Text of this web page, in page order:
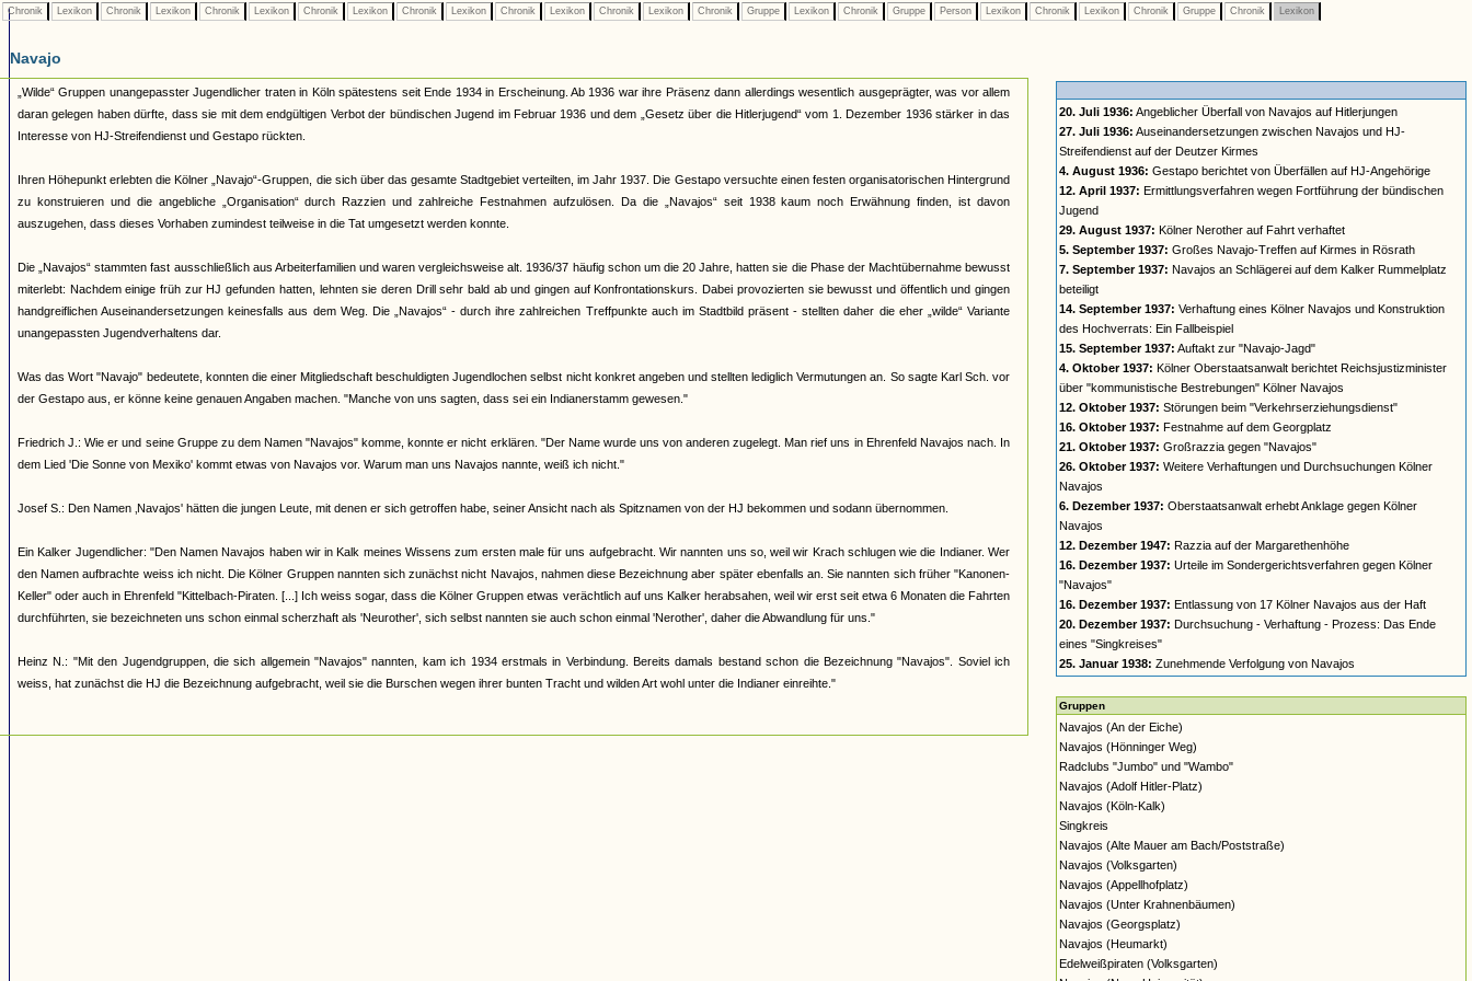
Chronik Lexikon Chronik Lexikon Chronik Lexikon Chronik Lexikon Chronik Lexikon Chronik Lexikon Chronik Lexikon Chronik Gruppe Lexikon Chronik Gruppe Person Lexikon Chronik Lexikon Chronik Gruppe Chronik Lexikon
Navajo
„Wilde“ Gruppen unangepasster Jugendlicher traten in Köln spätestens seit Ende 1934 in Erscheinung. Ab 1936 war ihre Präsenz dann allerdings wesentlich ausgeprägter, was vor allem
daran gelegen haben dürfte, dass sie mit dem endgültigen Verbot der bündischen Jugend im Februar 1936 und dem „Gesetz über die Hitlerjugend“ vom 1. Dezember 1936 stärker in das
Interesse von HJ-Streifendienst und Gestapo rückten.
Ihren Höhepunkt erlebten die Kölner „Navajo“-Gruppen, die sich über das gesamte Stadtgebiet verteilten, im Jahr 1937. Die Gestapo versuchte einen festen organisatorischen Hintergrund
zu konstruieren und die angebliche „Organisation“ durch Razzien und zahlreiche Festnahmen aufzulösen. Da die „Navajos“ seit 1938 kaum noch Erwähnung finden, ist davon
auszugehen, dass dieses Vorhaben zumindest teilweise in die Tat umgesetzt werden konnte.
Die „Navajos“ stammten fast ausschließlich aus Arbeiterfamilien und waren vergleichsweise alt. 1936/37 häufig schon um die 20 Jahre, hatten sie die Phase der Machtübernahme bewusst
miterlebt: Nachdem einige früh zur HJ gefunden hatten, lehnten sie deren Drill sehr bald ab und gingen auf Konfrontationskurs. Dabei provozierten sie bewusst und öffentlich und gingen
handgreiflichen Auseinandersetzungen keinesfalls aus dem Weg. Die „Navajos“ - durch ihre zahlreichen Treffpunkte auch im Stadtbild präsent - stellten daher die eher „wilde“ Variante
unangepassten Jugendverhaltens dar.
Was das Wort "Navajo" bedeutete, konnten die einer Mitgliedschaft beschuldigten Jugendlochen selbst nicht konkret angeben und stellten lediglich Vermutungen an. So sagte Karl Sch. vor
der Gestapo aus, er könne keine genauen Angaben machen. "Manche von uns sagten, dass sei ein Indianerstamm gewesen."
Friedrich J.: Wie er und seine Gruppe zu dem Namen "Navajos" komme, konnte er nicht erklären. "Der Name wurde uns von anderen zugelegt. Man rief uns in Ehrenfeld Navajos nach. In
dem Lied 'Die Sonne von Mexiko' kommt etwas von Navajos vor. Warum man uns Navajos nannte, weiß ich nicht."
Josef S.: Den Namen ‚Navajos' hätten die jungen Leute, mit denen er sich getroffen habe, seiner Ansicht nach als Spitznamen von der HJ bekommen und sodann übernommen.
Ein Kalker Jugendlicher: "Den Namen Navajos haben wir in Kalk meines Wissens zum ersten male für uns aufgebracht. Wir nannten uns so, weil wir Krach schlugen wie die Indianer. Wer
den Namen aufbrachte weiss ich nicht. Die Kölner Gruppen nannten sich zunächst nicht Navajos, nahmen diese Bezeichnung aber später ebenfalls an. Sie nannten sich früher "Kanonen-
Keller" oder auch in Ehrenfeld "Kittelbach-Piraten. [...] Ich weiss sogar, dass die Kölner Gruppen etwas verächtlich auf uns Kalker herabsahen, weil wir erst seit etwa 6 Monaten die Fahrten
durchführten, sie bezeichneten uns schon einmal scherzhaft als 'Neurother', sich selbst nannten sie auch schon einmal 'Nerother', daher die Abwandlung für uns."
Heinz N.: "Mit den Jugendgruppen, die sich allgemein "Navajos" nannten, kam ich 1934 erstmals in Verbindung. Bereits damals bestand schon die Bezeichnung "Navajos". Soviel ich
weiss, hat zunächst die HJ die Bezeichnung aufgebracht, weil sie die Burschen wegen ihrer bunten Tracht und wilden Art wohl unter die Indianer einreihte."
20. Juli 1936: Angeblicher Überfall von Navajos auf Hitlerjungen
27. Juli 1936: Auseinandersetzungen zwischen Navajos und HJ-
Streifendienst auf der Deutzer Kirmes
4. August 1936: Gestapo berichtet von Überfällen auf HJ-Angehörige
12. April 1937: Ermittlungsverfahren wegen Fortführung der bündischen
Jugend
29. August 1937: Kölner Nerother auf Fahrt verhaftet
5. September 1937: Großes Navajo-Treffen auf Kirmes in Rösrath
7. September 1937: Navajos an Schlägerei auf dem Kalker Rummelplatz
beteiligt
14. September 1937: Verhaftung eines Kölner Navajos und Konstruktion
des Hochverrats: Ein Fallbeispiel
15. September 1937: Auftakt zur "Navajo-Jagd"
4. Oktober 1937: Kölner Oberstaatsanwalt berichtet Reichsjustizminister
über "kommunistische Bestrebungen" Kölner Navajos
12. Oktober 1937: Störungen beim "Verkehrserziehungsdienst"
16. Oktober 1937: Festnahme auf dem Georgplatz
21. Oktober 1937: Großrazzia gegen "Navajos"
26. Oktober 1937: Weitere Verhaftungen und Durchsuchungen Kölner
Navajos
6. Dezember 1937: Oberstaatsanwalt erhebt Anklage gegen Kölner
Navajos
12. Dezember 1947: Razzia auf der Margarethenhöhe
16. Dezember 1937: Urteile im Sondergerichtsverfahren gegen Kölner
"Navajos"
16. Dezember 1937: Entlassung von 17 Kölner Navajos aus der Haft
20. Dezember 1937: Durchsuchung - Verhaftung - Prozess: Das Ende
eines "Singkreises"
25. Januar 1938: Zunehmende Verfolgung von Navajos
Gruppen
Navajos (An der Eiche)
Navajos (Hönninger Weg)
Radclubs "Jumbo" und "Wambo"
Navajos (Adolf Hitler-Platz)
Navajos (Köln-Kalk)
Singkreis
Navajos (Alte Mauer am Bach/Poststraße)
Navajos (Volksgarten)
Navajos (Appellhofplatz)
Navajos (Unter Krahnenbäumen)
Navajos (Georgsplatz)
Navajos (Heumarkt)
Edelweißpiraten (Volksgarten)